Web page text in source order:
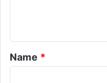
*
Name *